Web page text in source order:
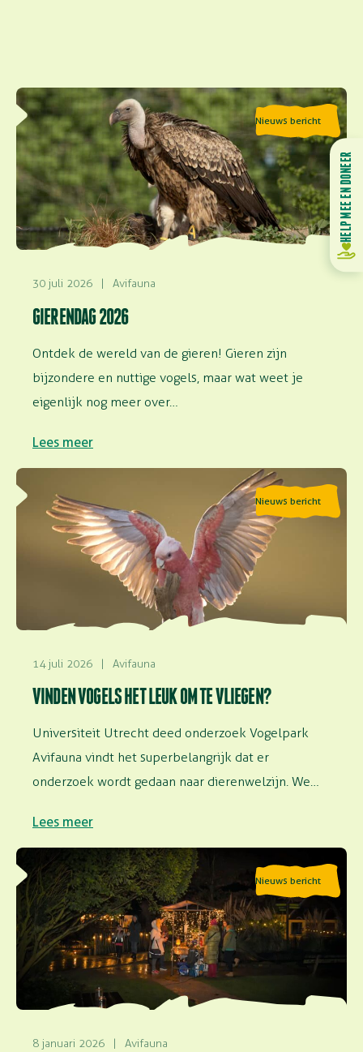
Nieuws bericht
30 juli 2026 | Avifauna
GIERENDAG 2026
Ontdek de wereld van de gieren! Gieren zijn
bijzondere en nuttige vogels, maar wat weet je
eigenlijk nog meer over…
Lees meer
Lees meer over Gierendag 2026
Nieuws bericht
14 juli 2026 | Avifauna
VINDEN VOGELS HET LEUK OM TE VLIEGEN?
Universiteit Utrecht deed onderzoek Vogelpark
Avifauna vindt het superbelangrijk dat er
onderzoek wordt gedaan naar dierenwelzijn. We
Lees meer
Lees meer over Vinden vogels het leuk om te vliegen?
Nieuws bericht
8 januari 2026 | Avifauna
Lees meer over Speciale avondopenstelling: Geluiden
van de nacht
HELP MEE EN DONEER